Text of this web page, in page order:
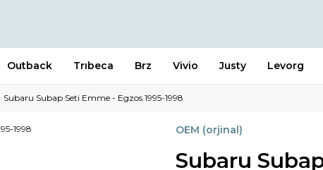
Outback Trıbeca Brz Vivio Justy Levorg
Subaru Subap Seti Emme - Egzos 1995-1998
OEM (orjinal)
Subaru